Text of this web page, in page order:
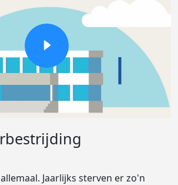
Jaarlijks sterven er zo'n